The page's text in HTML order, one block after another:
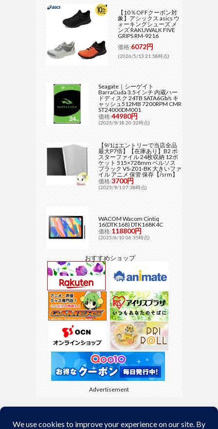
【10％OFFクーポン対
象】アシックス asics ウ
ォーキングシューズ メ
ンズ RAKUWALK FIVE
GRIPS RM-9216
価格:6072円
(2026/5/13 21:58時点)
Seagate｜シーゲイト
BarraCuda 3.5インチ 内蔵ハー
ドディスク 24TB SATA6Gb/s キ
ャッシュ512MB 7200RPM CMR
ST24000DM001
価格:44980円
(2025/9/18 20:32時点)
【9/1はエントリーで当店全品
最大P7倍】【在庫あり】B2 ポ
スターファイル 24枚収納 12ポ
ケット 515×728mm ベルソス
ブラック VS-Z01-BK 大きいファ
イル アニメ 保管 保存【/srm】
価格:3700円
(2025/9/1 07:38時点)
WACOM Wacom Cintiq
16(DTK168) DTK168K4C
価格:118800円
(2025/6/10 06:35時点)
おすすめショップ
Advertisement